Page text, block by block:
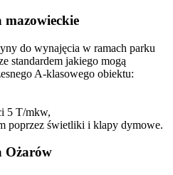
do wynajęcia w ramach parku
standardem jakiego mogą
A-klasowego obiektu:
5 T/mkw,
poprzez świetliki i klapy dymowe.
Ożarów